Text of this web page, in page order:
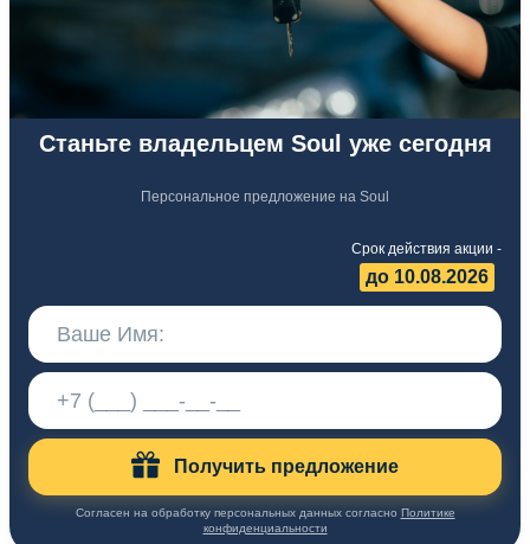
Станьте владельцем Soul уже сегодня
Персональное предложение на Soul
Срок действия акции -
до 10.08.2026
Получить предложение
Согласен на обработку персональных данных согласно Политике
конфиденциальности